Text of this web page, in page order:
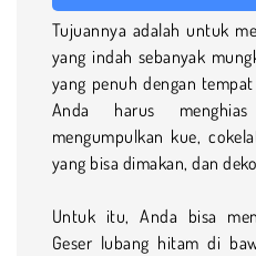
Tujuannya adalah untuk
yang indah sebanyak
yang penuh dengan
Anda harus
mengumpulkan kue,
yang bisa dimakan, dan
Untuk itu, Anda bisa
Geser lubang hitam di